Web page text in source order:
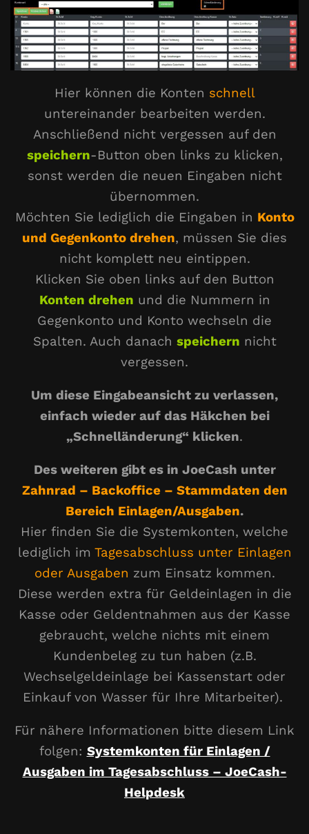
Hier können die Konten schnell
untereinander bearbeiten werden.
Anschließend nicht vergessen auf den
speichern-Button oben links zu klicken,
sonst werden die neuen Eingaben nicht
übernommen.
Möchten Sie lediglich die Eingaben in Konto
und Gegenkonto drehen, müssen Sie dies
nicht komplett neu eintippen.
Klicken Sie oben links auf den Button
Konten drehen und die Nummern in
Gegenkonto und Konto wechseln die
Spalten. Auch danach speichern nicht
vergessen.
Um diese Eingabeansicht zu verlassen,
einfach wieder auf das Häkchen bei
„Schnelländerung“ klicken.
Des weiteren gibt es in JoeCash unter
Zahnrad – Backoffice – Stammdaten den
Bereich Einlagen/Ausgaben.
Hier finden Sie die Systemkonten, welche
lediglich im Tagesabschluss unter Einlagen
oder Ausgaben zum Einsatz kommen.
Diese werden extra für Geldeinlagen in die
Kasse oder Geldentnahmen aus der Kasse
gebraucht, welche nichts mit einem
Kundenbeleg zu tun haben (z.B.
Wechselgeldeinlage bei Kassenstart oder
Einkauf von Wasser für Ihre Mitarbeiter).
Für nähere Informationen bitte diesem Link
folgen: Systemkonten für Einlagen /
Ausgaben im Tagesabschluss – JoeCash-
Helpdesk